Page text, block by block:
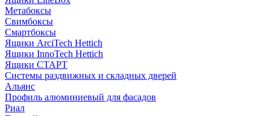
Метабоксы
Свимбоксы
Смартбоксы
Ящики ArciTech Hettich
Ящики InnoTech Hettich
Ящики СТАРТ
Системы раздвижных и складных дверей
Альянс
Профиль алюминиевый для фасадов
Риал